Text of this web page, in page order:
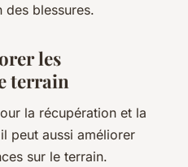
des blessures.
les
terrain
la récupération et la
peut aussi améliorer
sur le terrain.